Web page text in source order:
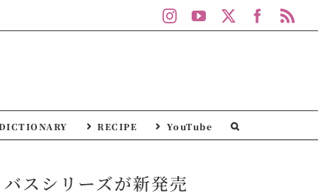
InstagramYouTube
RECIPE YouTube
スシリーズが新発売